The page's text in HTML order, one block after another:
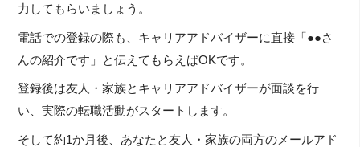
力してもらいましょう。
電話での登録の際も、キャリアアドバイザーに直接「●●さ
んの紹介です」と伝えてもらえばOKです。
登録後は友人・家族とキャリアアドバイザーが面談を行
い、実際の転職活動がスタートします。
そして約1か月後、あなたと友人・家族の両方のメールアド